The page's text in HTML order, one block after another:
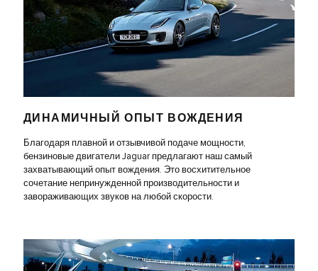
ДИНАМИЧНЫЙ ОПЫТ ВОЖДЕНИЯ
Благодаря плавной и отзывчивой подаче мощности,
бензиновые двигатели Jaguar предлагают наш самый
захватывающий опыт вождения. Это восхитительное
сочетание непринужденной производительности и
завораживающих звуков на любой скорости.